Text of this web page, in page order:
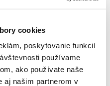
cookies
poskytovanie funkcií
používame
ako používate naše
aj našim partnerom v
osiva sóje